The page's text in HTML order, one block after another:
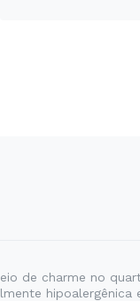
de charme no